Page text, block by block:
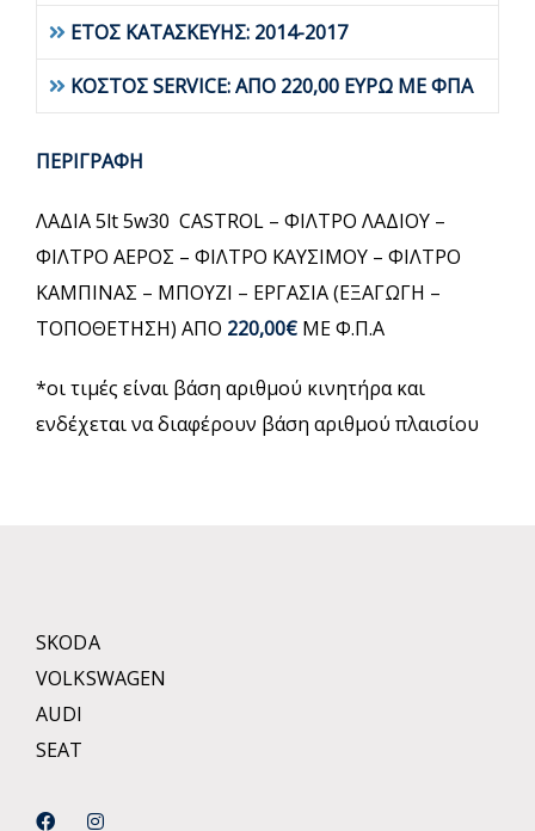
ΕΤΟΣ ΚΑΤΑΣΚΕΥΗΣ: 2014-2017
ΚΟΣΤΟΣ SERVICE: ΑΠΟ 220,00 ΕΥΡΩ ΜΕ ΦΠΑ
ΠΕΡΙΓΡΑΦΗ
ΛΑΔΙΑ 5lt 5w30 CASTROL – ΦΙΛΤΡΟ ΛΑΔΙΟΥ –
ΦΙΛΤΡΟ ΑΕΡΟΣ – ΦΙΛΤΡΟ ΚΑΥΣΙΜΟΥ – ΦΙΛΤΡΟ
ΚΑΜΠΙΝΑΣ – ΜΠΟΥΖΙ – ΕΡΓΑΣΙΑ (ΕΞΑΓΩΓΗ –
ΤΟΠΟΘΕΤΗΣΗ) ΑΠΟ 220,00€ ΜΕ Φ.Π.Α
*οι τιμές είναι βάση αριθμού κινητήρα και
ενδέχεται να διαφέρουν βάση αριθμού πλαισίου
SKODA
VOLKSWAGEN
AUDI
SEAT